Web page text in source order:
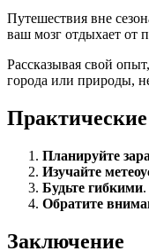
Путешествия вне
ваш мозг отдыхает от
Рассказывая свой
города или природы,
Практические
Планируйте
Изучайте
Будьте гибкими
Обратите
Заключение